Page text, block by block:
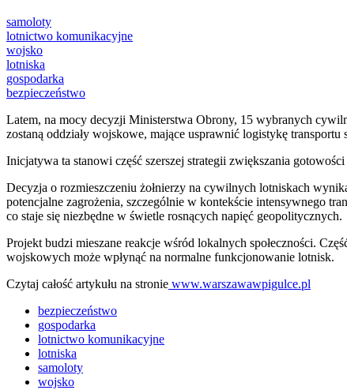
samoloty
lotnictwo komunikacyjne
wojsko
lotniska
gospodarka
bezpieczeństwo
Latem, na mocy decyzji Ministerstwa Obrony, 15 wybranych
zostaną oddziały wojskowe, mające usprawnić logistykę
Inicjatywa ta stanowi część szerszej strategii zwiększania
Decyzja o rozmieszczeniu żołnierzy na cywilnych lotniskach
potencjalne zagrożenia, szczególnie w kontekście intensywnego
co staje się niezbędne w świetle rosnących napięć geopolitycznych.
Projekt budzi mieszane reakcje wśród lokalnych społeczności.
wojskowych może wpłynąć na normalne funkcjonowanie lotnisk.
Czytaj całość artykułu na stronie www.warszawawpigulce.pl
bezpieczeństwo
gospodarka
lotnictwo komunikacyjne
lotniska
samoloty
wojsko